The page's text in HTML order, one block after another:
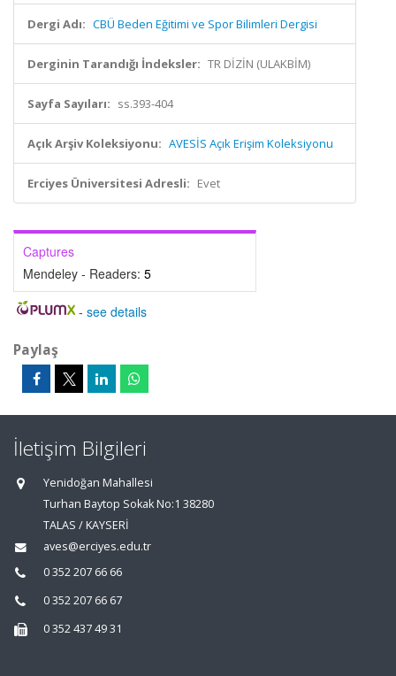
Dergi Adı: CBÜ Beden Eğitimi ve Spor Bilimleri Dergisi
Derginin Tarandığı İndeksler: TR DİZİN (ULAKBİM)
Sayfa Sayıları: ss.393-404
Açık Arşiv Koleksiyonu: AVESİS Açık Erişim Koleksiyonu
Erciyes Üniversitesi Adresli: Evet
Captures
Mendeley - Readers: 5
- see details
Paylaş
İletişim Bilgileri
Yenidoğan Mahallesi
Turhan Baytop Sokak No:1 38280
TALAS / KAYSERİ
aves@erciyes.edu.tr
0 352 207 66 66
0 352 207 66 67
0 352 437 49 31